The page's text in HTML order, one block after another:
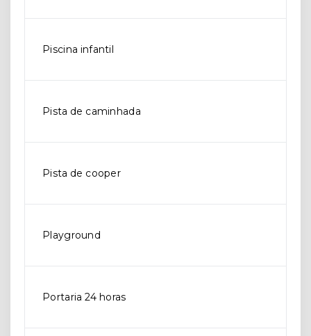
Piscina infantil
Pista de caminhada
Pista de cooper
Playground
Portaria 24 horas